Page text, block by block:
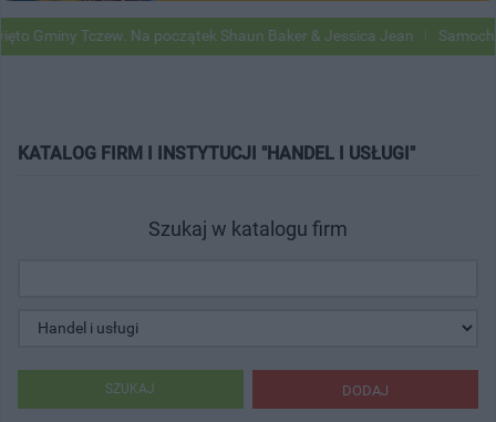
Gminy Tczew. Na początek Shaun Baker & Jessica Jean
KATALOG FIRM I INSTYTUCJI "HANDEL I USŁUGI"
Szukaj w katalogu firm
DODAJ
SZUKAJ